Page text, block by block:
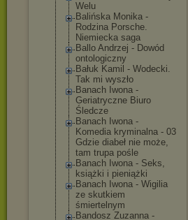
Welu
Balińska Monika -
Rodzina Porsche.
Niemiecka saga
Ballo Andrzej - Dowód
ontologiczny
Bałuk Kamil - Wodecki.
Tak mi wyszło
Banach Iwona -
Geriatryczne Biuro
Śledcze
Banach Iwona -
Komedia kryminalna - 03
Gdzie diabeł nie może,
tam trupa pośle
Banach Iwona - Seks,
książki i pieniążki
Banach Iwona - Wigilia
ze skutkiem
śmiertelnym
Bandosz Zuzanna -